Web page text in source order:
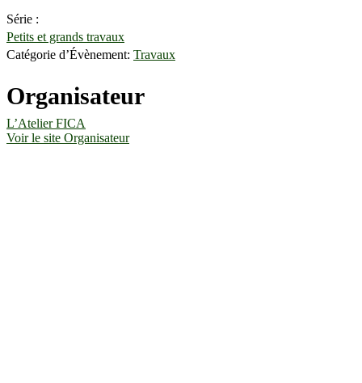
Série :
Petits et grands travaux
Catégorie d’Évènement: Travaux
Organisateur
L’Atelier FICA
Voir le site Organisateur